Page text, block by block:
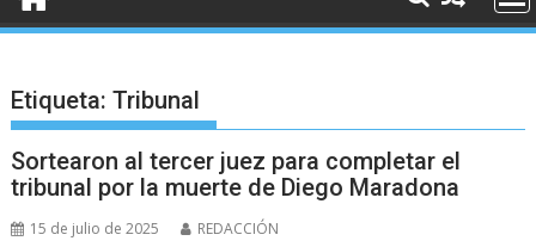
Etiqueta:Tribunal
Sortearon al tercer juez para completar el
tribunal por la muerte de Diego Maradona
15 de julio de 2025 REDACCIÓN